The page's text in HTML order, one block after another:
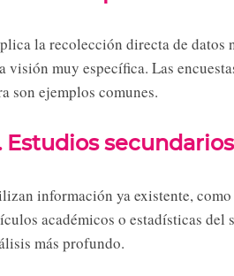
la recolección directa de datos
visión muy específica. Las
son ejemplos comunes.
Estudios secundarios
información ya existente,
académicos o estadísticas del
más profundo.